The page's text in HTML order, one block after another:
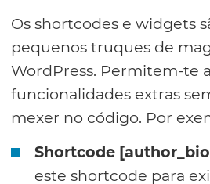
Os shortcodes e widgets
pequenos truques de
WordPress. Permitem-te
funcionalidades extras
mexer no código. Por
Shortcode
este shortcode para